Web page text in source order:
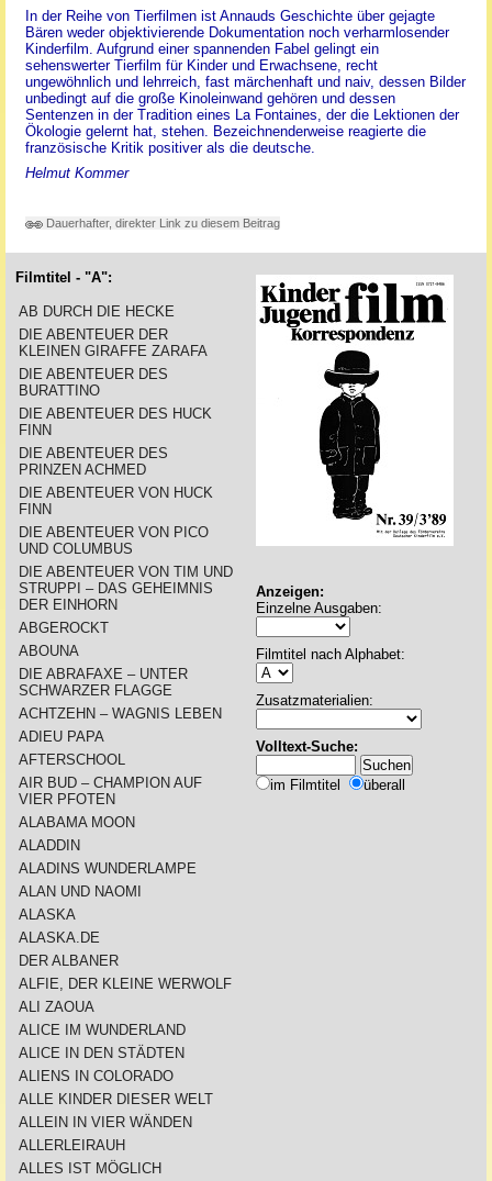
In der Reihe von Tierfilmen ist Annauds Geschichte über gejagte
Bären weder objektivierende Dokumentation noch verharmlosender
Kinderfilm. Aufgrund einer spannenden Fabel gelingt ein
sehenswerter Tierfilm für Kinder und Erwachsene, recht
ungewöhnlich und lehrreich, fast märchenhaft und naiv, dessen Bilder
unbedingt auf die große Kinoleinwand gehören und dessen
Sentenzen in der Tradition eines La Fontaines, der die Lektionen der
Ökologie gelernt hat, stehen. Bezeichnenderweise reagierte die
französische Kritik positiver als die deutsche.
Helmut Kommer
Dauerhafter, direkter Link zu diesem Beitrag
Filmtitel - "A":
AB DURCH DIE HECKE
DIE ABENTEUER DER
KLEINEN GIRAFFE ZARAFA
DIE ABENTEUER DES
BURATTINO
DIE ABENTEUER DES HUCK
FINN
DIE ABENTEUER DES
PRINZEN ACHMED
DIE ABENTEUER VON HUCK
FINN
DIE ABENTEUER VON PICO
UND COLUMBUS
DIE ABENTEUER VON TIM UND
STRUPPI – DAS GEHEIMNIS
DER EINHORN
ABGEROCKT
ABOUNA
DIE ABRAFAXE – UNTER
SCHWARZER FLAGGE
ACHTZEHN – WAGNIS LEBEN
ADIEU PAPA
AFTERSCHOOL
AIR BUD – CHAMPION AUF
VIER PFOTEN
ALABAMA MOON
ALADDIN
ALADINS WUNDERLAMPE
ALAN UND NAOMI
ALASKA
ALASKA.DE
DER ALBANER
ALFIE, DER KLEINE WERWOLF
ALI ZAOUA
ALICE IM WUNDERLAND
ALICE IN DEN STÄDTEN
ALIENS IN COLORADO
ALLE KINDER DIESER WELT
ALLEIN IN VIER WÄNDEN
ALLERLEIRAUH
ALLES IST MÖGLICH
Anzeigen:
Einzelne Ausgaben:
Filmtitel nach Alphabet:
Zusatzmaterialien:
Volltext-Suche:
im Filmtitel überall